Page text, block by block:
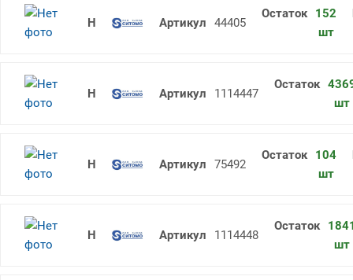
Ключ трубный рычажный КТР-1
44405
152
шт
Надфиль плоский 160 №00
1114447
шт
Надфиль плоский 160 №00 с
75492
104
шт
Надфиль плоский 160 №1
1114448
шт